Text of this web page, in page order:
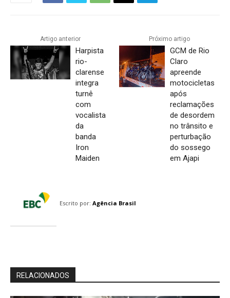
Artigo anterior
Harpista
rio-
clarense
integra
turnê
com
vocalista
da
banda
Iron
Maiden
Próximo artigo
GCM de Rio
Claro
apreende
motocicletas
após
reclamações
de desordem
no trânsito e
perturbação
do sossego
em Ajapi
Escrito por: Agência Brasil
RELACIONADOS